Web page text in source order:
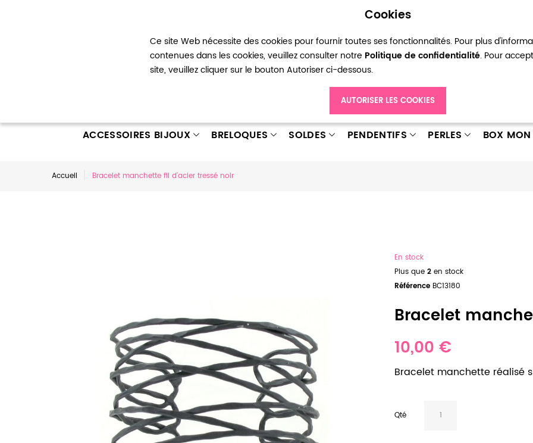
Cookies
Ce site Web nécessite des cookies pour fournir toutes ses fonctionnalités. Pour plus
contenues dans les cookies, veuillez consulter notre Politique de confidentialité. Pour
site, veuillez cliquer sur le bouton Autoriser ci-dessous.
AUTORISER LES COOKIES
Mon compte Ma liste d’envies Connexion
ACCESSOIRES BIJOUX BRELOQUES SOLDES PENDENTIFS PERLES BOX
Accueil Bracelet manchette fil d'acier tressé noir
En stock
Plus que 2 en stock
Référence BC13180
Bracelet
10,00 €
Bracelet manchette réalisé
Qté